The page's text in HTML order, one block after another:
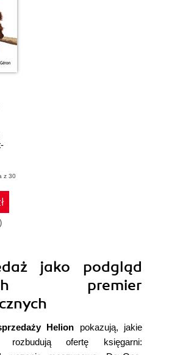
z 30
jako podgląd
premier
Helion pokazują, jakie
rozbudują ofertę księgarni: